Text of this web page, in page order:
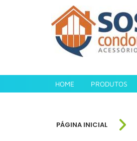
HOME PRODUTOS
PÁGINA INICIAL